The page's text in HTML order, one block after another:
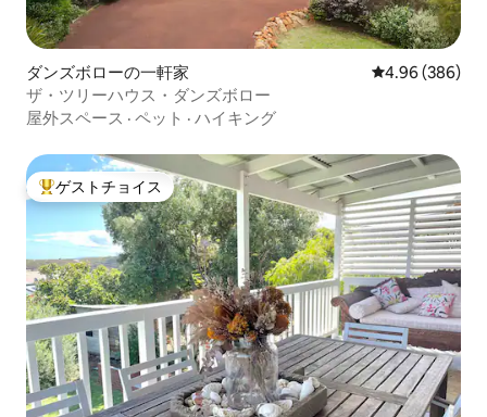
ダンズボローの一軒家 レビュー386
4.96 (386)
ザ・ツリーハウス・ダンズボロー
屋外スペース · ペット · ハイキング
大好評のゲストチョイスです。
ゲストチョイス